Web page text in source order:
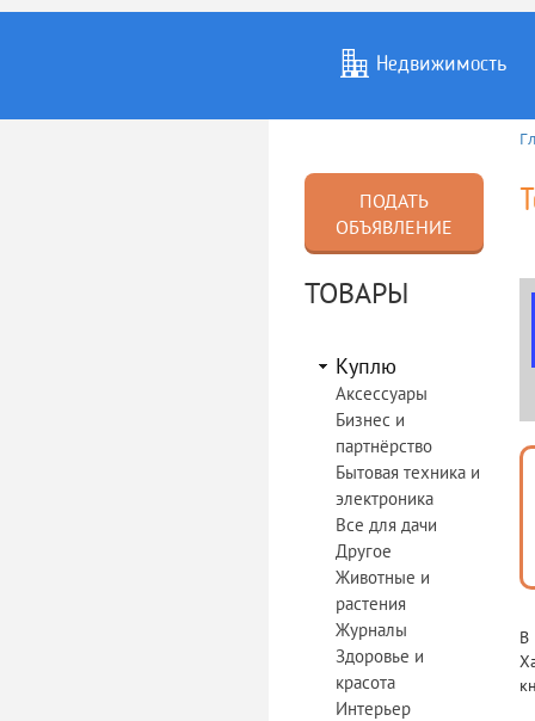
Недвижимость
Услуги
ПОДАТЬ
ОБЪЯВЛЕНИЕ
ТОВАРЫ
Куплю
Аксессуары
Бизнес и
партнёрство
Бытовая техника и
электроника
Все для дачи
Другое
Животные и
растения
Журналы
Здоровье и
красота
Интерьер
В